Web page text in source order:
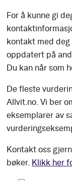
For å kunne gi
kontakt med deg
oppdatert på
Du kan når som
De fleste
Allvit.no. Vi ber
eksemplarer av
Kontakt oss
bøker. Klikk her